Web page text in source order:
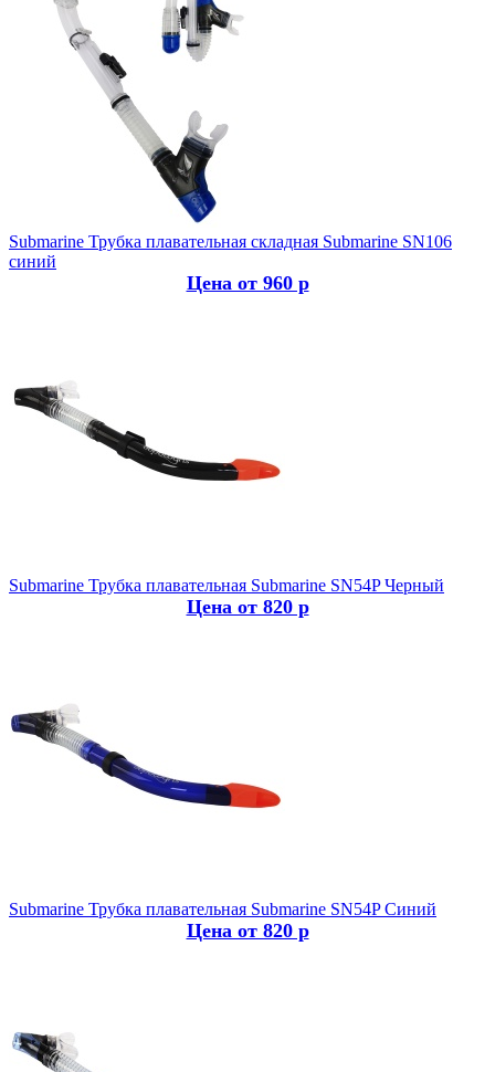
Submarine Трубка плавательная складная Submarine SN106
синий
Цена от 960 р
Submarine Трубка плавательная Submarine SN54P Черный
Цена от 820 р
Submarine Трубка плавательная Submarine SN54P Синий
Цена от 820 р